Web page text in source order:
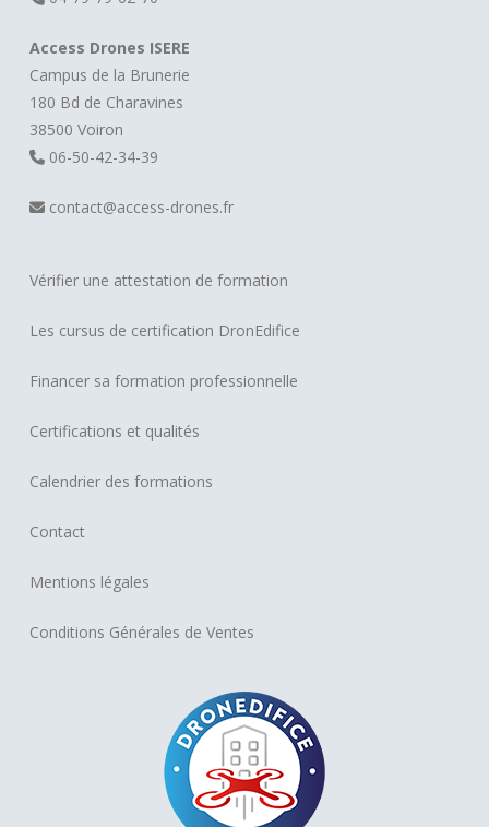
Access Drones ISERE
Campus de la Brunerie
180 Bd de Charavines
38500 Voiron
06-50-42-34-39
contact@access-drones.fr
Vérifier une attestation de formation
Les cursus de certification DronEdifice
Financer sa formation professionnelle
Certifications et qualités
Calendrier des formations
Contact
Mentions légales
Conditions Générales de Ventes